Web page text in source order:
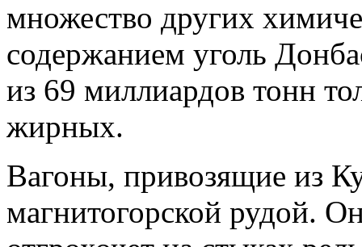
множество других
содержанием уголь
из 69 миллиардов тонн
жирных.
Вагоны, привозящие из
магнитогорской рудой.